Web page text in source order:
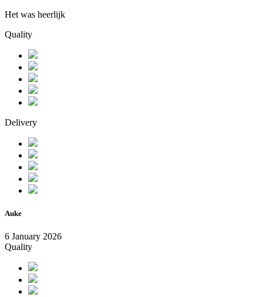
Het was heerlijk
Quality
Delivery
Auke
6 January 2026
Quality